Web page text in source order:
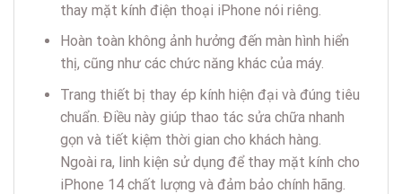
thay mặt kính điện thoại iPhone nói riêng.
Hoàn toàn không ảnh hưởng đến màn hình hiển
thị, cũng như các chức năng khác của máy.
Trang thiết bị thay ép kính hiện đại và đúng tiêu
chuẩn. Điều này giúp thao tác sửa chữa nhanh
gọn và tiết kiệm thời gian cho khách hàng.
Ngoài ra, linh kiện sử dụng để thay mặt kính cho
iPhone 14 chất lượng và đảm bảo chính hãng.